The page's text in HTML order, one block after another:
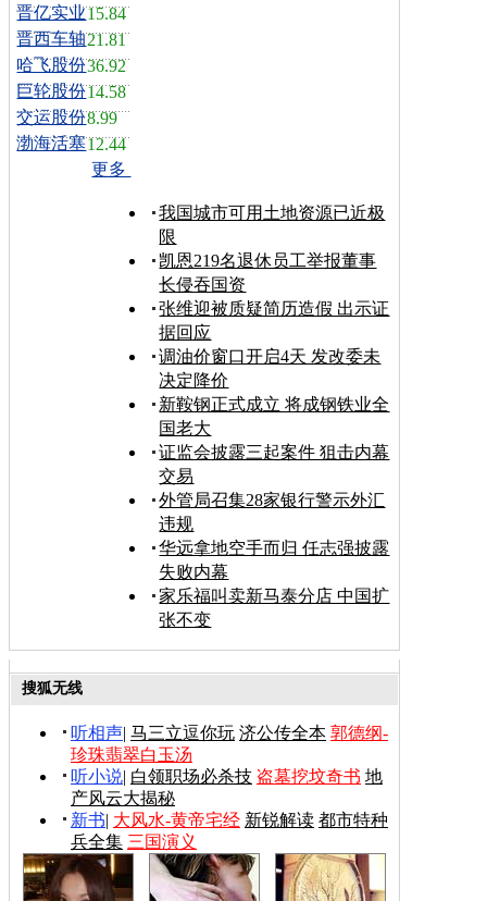
晋亿实业15.84
晋西车轴21.81
哈飞股份36.92
巨轮股份14.58
交运股份8.99
渤海活塞12.44
更多
我国城市可用土地资源已近极
限
凯恩219名退休员工举报董事
长侵吞国资
张维迎被质疑简历造假 出示证
据回应
调油价窗口开启4天 发改委未
决定降价
新鞍钢正式成立 将成钢铁业全
国老大
证监会披露三起案件 狙击内幕
交易
外管局召集28家银行警示外汇
违规
华远拿地空手而归 任志强披露
失败内幕
家乐福叫卖新马泰分店 中国扩
张不变
搜狐无线
听相声| 马三立逗你玩 济公传全本 郭德纲-
珍珠翡翠白玉汤
听小说| 白领职场必杀技 盗墓挖坟奇书 地
产风云大揭秘
新书| 大风水-黄帝宅经 新锐解读 都市特种
兵全集 三国演义